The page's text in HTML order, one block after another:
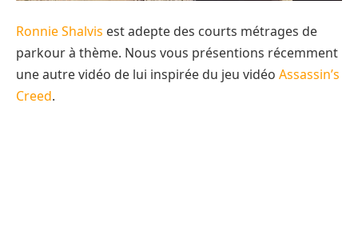
Ronnie Shalvis est adepte des courts métrages de
parkour à thème. Nous vous présentions récemment
une autre vidéo de lui inspirée du jeu vidéo Assassin’s
Creed.